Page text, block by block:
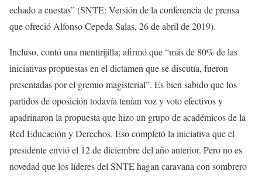
echado a cuestas” (SNTE: Versión de la conferencia de prensa
que ofreció Alfonso Cepeda Salas, 26 de abril de 2019).
Incluso, contó una mentirijilla; afirmó que “más de 80% de las
iniciativas propuestas en el dictamen que se discutía, fueron
presentadas por el gremio magisterial”. Es bien sabido que los
partidos de oposición todavía tenían voz y voto efectivos y
apadrinaron la propuesta que hizo un grupo de académicos de la
Red Educación y Derechos. Eso completó la iniciativa que el
presidente envió el 12 de diciembre del año anterior. Pero no es
novedad que los líderes del SNTE hagan caravana con sombrero